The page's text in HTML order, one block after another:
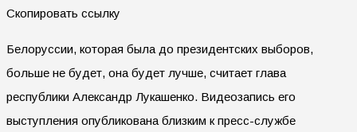
Скопировать ссылку
Белоруссии, которая была до президентских выборов,
больше не будет, она будет лучше, считает глава
республики Александр Лукашенко. Видеозапись его
выступления опубликована близким к пресс-службе